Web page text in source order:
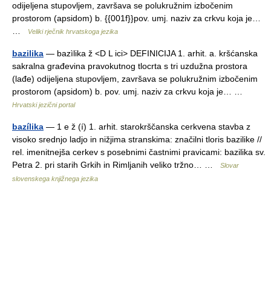
odijeljena stupovljem, završava se polukružnim izbočenim
prostorom (apsidom) b. {{001f}}pov. umj. naziv za crkvu koja je…
Veliki rječnik hrvatskoga jezika
bazilika — bazìlika ž <D L ici> DEFINICIJA 1. arhit. a. kršćanska
sakralna građevina pravokutnog tlocrta s tri uzdužna prostora
(lađe) odijeljena stupovljem, završava se polukružnim izbočenim
prostorom (apsidom) b. pov. umj. naziv za crkvu koja je… …
Hrvatski jezični portal
bazílika — 1 e ž (í) 1. arhit. starokrščanska cerkvena stavba z
visoko srednjo ladjo in nižjima stranskima: značilni tloris bazilike //
rel. imenitnejša cerkev s posebnimi častnimi pravicami: bazilika sv.
Petra 2. pri starih Grkih in Rimljanih veliko tržno… …
Slovar
slovenskega knjižnega jezika